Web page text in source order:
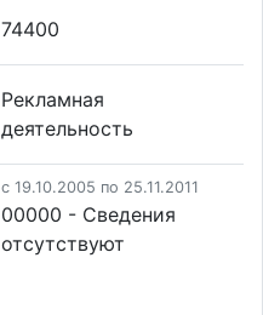
74400
Рекламная
деятельность
c 19.10.2005 по 25.11.2011
00000 - Cведения
отсутствуют